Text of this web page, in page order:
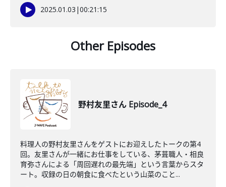
2025.01.03 |00:21:15
Other Episodes
野村友里さん Episode_4
料理人の野村友里さんをゲストにお迎えしたトークの第4
回。友里さんが一緒にお仕事をしている、茅葺職人・相良
育弥さんによる「周回遅れの最先端」という言葉からスタ
ート。収録の日の朝食に食べたという山菜のこと...